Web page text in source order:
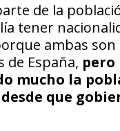
de la
tener
ambas son
de España, pero
mucho la
que